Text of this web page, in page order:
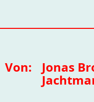
Von: Jonas